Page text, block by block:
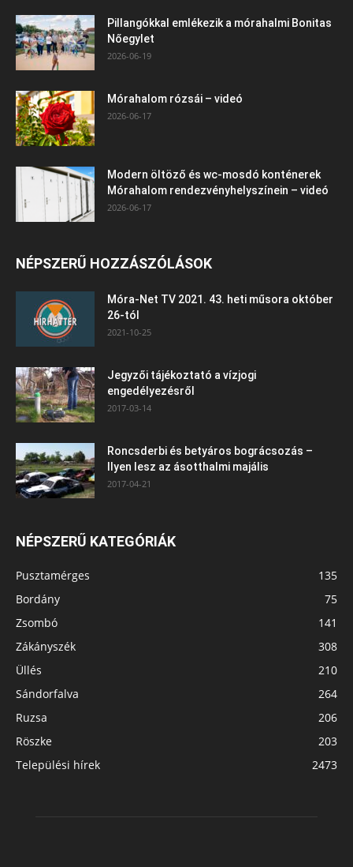
Pillangókkal emlékezik a mórahalmi Bonitas
Nőegylet
2026-06-19
Mórahalom rózsái – videó
2026-06-17
Modern öltöző és wc-mosdó konténerek
Mórahalom rendezvényhelyszínein – videó
2026-06-17
NÉPSZERŰ HOZZÁSZÓLÁSOK
Móra-Net TV 2021. 43. heti műsora október
26-tól
2021-10-25
Jegyzői tájékoztató a vízjogi
engedélyezésről
2017-03-14
Roncsderbi és betyáros bográcsozás –
Ilyen lesz az ásotthalmi majális
2017-04-21
NÉPSZERŰ KATEGÓRIÁK
Pusztamérges
135
Bordány
75
Zsombó
141
Zákányszék
308
Üllés
210
Sándorfalva
264
Ruzsa
206
Röszke
203
Települési hírek
2473